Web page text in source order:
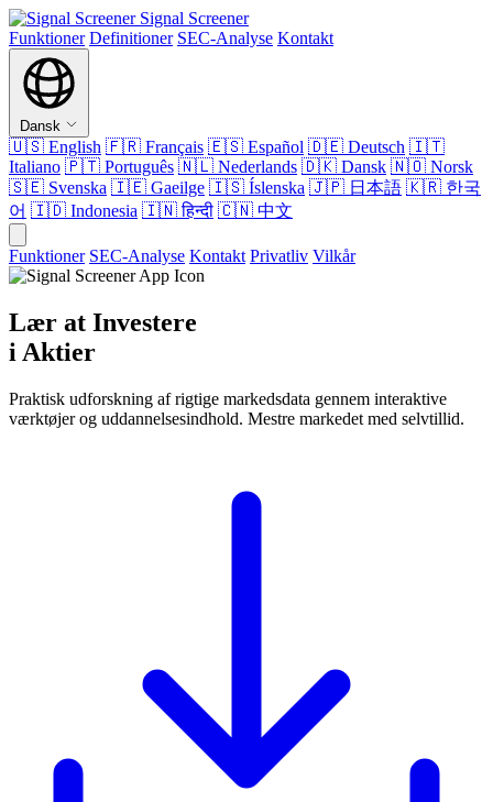
Signal Screener
Funktioner Definitioner SEC-Analyse Kontakt
Dansk
🇺🇸 English 🇫🇷 Français 🇪🇸 Español 🇩🇪 Deutsch 🇮🇹
Italiano 🇵🇹 Português 🇳🇱 Nederlands 🇩🇰 Dansk 🇳🇴 Norsk
🇸🇪 Svenska 🇮🇪 Gaeilge 🇮🇸 Íslenska 🇯🇵 日本語 🇰🇷 한국
어 🇮🇩 Indonesia 🇮🇳हिन्दी 🇨🇳 中文
Funktioner SEC-Analyse Kontakt Privatliv Vilkår
Lær at Investere
i Aktier
Praktisk udforskning af rigtige markedsdata gennem interaktive
værktøjer og uddannelsesindhold. Mestre markedet med selvtillid.